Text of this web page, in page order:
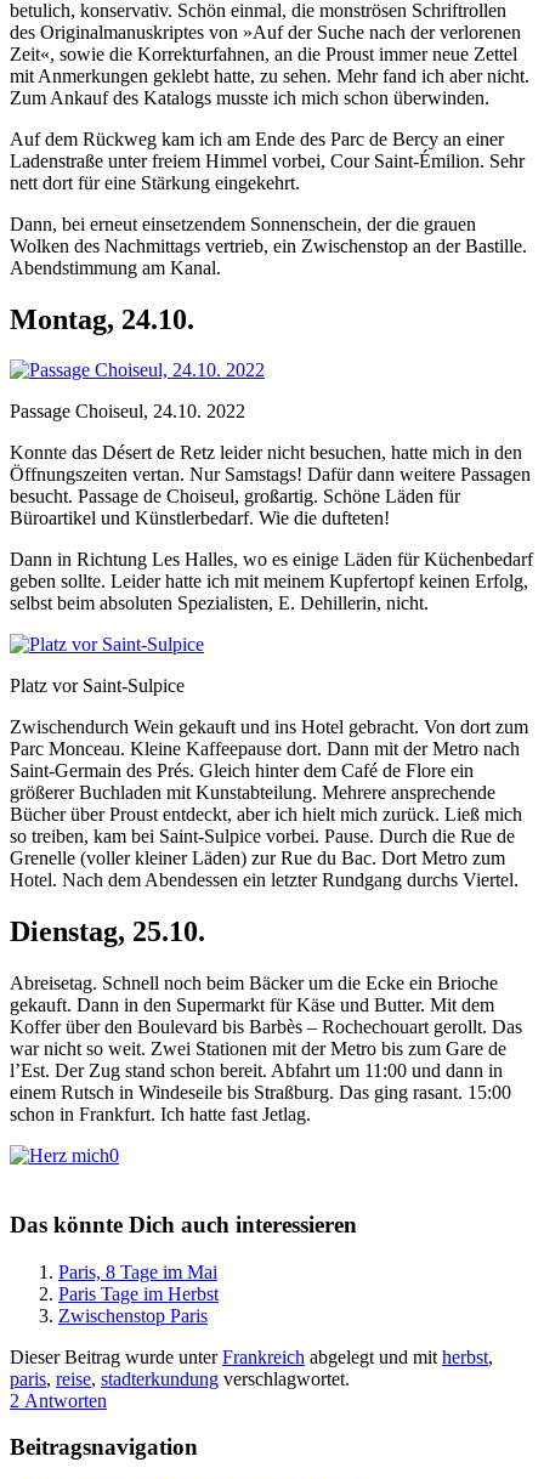
betulich, konservativ. Schön einmal, die monströsen Schriftrollen
des Originalmanuskriptes von »Auf der Suche nach der verlorenen
Zeit«, sowie die Korrekturfahnen, an die Proust immer neue Zettel
mit Anmerkungen geklebt hatte, zu sehen. Mehr fand ich aber nicht.
Zum Ankauf des Katalogs musste ich mich schon überwinden.
Auf dem Rückweg kam ich am Ende des Parc de Bercy an einer
Ladenstraße unter freiem Himmel vorbei, Cour Saint-Émilion. Sehr
nett dort für eine Stärkung eingekehrt.
Dann, bei erneut einsetzendem Sonnenschein, der die grauen
Wolken des Nachmittags vertrieb, ein Zwischenstop an der Bastille.
Abendstimmung am Kanal.
Montag, 24.10.
Passage Choiseul, 24.10. 2022
Konnte das Désert de Retz leider nicht besuchen, hatte mich in den
Öffnungszeiten vertan. Nur Samstags! Dafür dann weitere Passagen
besucht. Passage de Choiseul, großartig. Schöne Läden für
Büroartikel und Künstlerbedarf. Wie die dufteten!
Dann in Richtung Les Halles, wo es einige Läden für Küchenbedarf
geben sollte. Leider hatte ich mit meinem Kupfertopf keinen Erfolg,
selbst beim absoluten Spezialisten, E. Dehillerin, nicht.
Platz vor Saint-Sulpice
Zwischendurch Wein gekauft und ins Hotel gebracht. Von dort zum
Parc Monceau. Kleine Kaffeepause dort. Dann mit der Metro nach
Saint-Germain des Prés. Gleich hinter dem Café de Flore ein
größerer Buchladen mit Kunstabteilung. Mehrere ansprechende
Bücher über Proust entdeckt, aber ich hielt mich zurück. Ließ mich
so treiben, kam bei Saint-Sulpice vorbei. Pause. Durch die Rue de
Grenelle (voller kleiner Läden) zur Rue du Bac. Dort Metro zum
Hotel. Nach dem Abendessen ein letzter Rundgang durchs Viertel.
Dienstag, 25.10.
Abreisetag. Schnell noch beim Bäcker um die Ecke ein Brioche
gekauft. Dann in den Supermarkt für Käse und Butter. Mit dem
Koffer über den Boulevard bis Barbès – Rochechouart gerollt. Das
war nicht so weit. Zwei Stationen mit der Metro bis zum Gare de
l’Est. Der Zug stand schon bereit. Abfahrt um 11:00 und dann in
einem Rutsch in Windeseile bis Straßburg. Das ging rasant. 15:00
schon in Frankfurt. Ich hatte fast Jetlag.
0
Das könnte Dich auch interessieren
Paris, 8 Tage im Mai
Paris Tage im Herbst
Zwischenstop Paris
Dieser Beitrag wurde unterFrankreich abgelegt und mit herbst,
paris, reise, stadterkundung verschlagwortet.
2 Antworten
Beitragsnavigation